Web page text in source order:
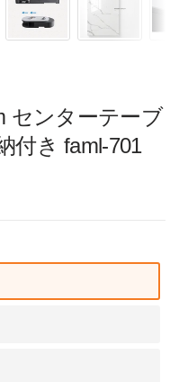
センターテーブ
付き faml-701